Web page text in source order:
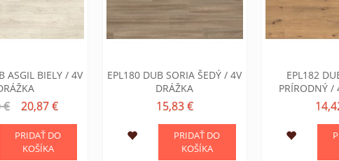
ASGIL BIELY / 4V
€ 20,87 €
PRIDAŤ DO
KOŠÍKA
EPL180 DUB SORIA ŠEDÝ / 4V
DRÁŽKA
15,83 €
PRIDAŤ DO
KOŠÍKA
EPL182
PRÍRODNÝ /